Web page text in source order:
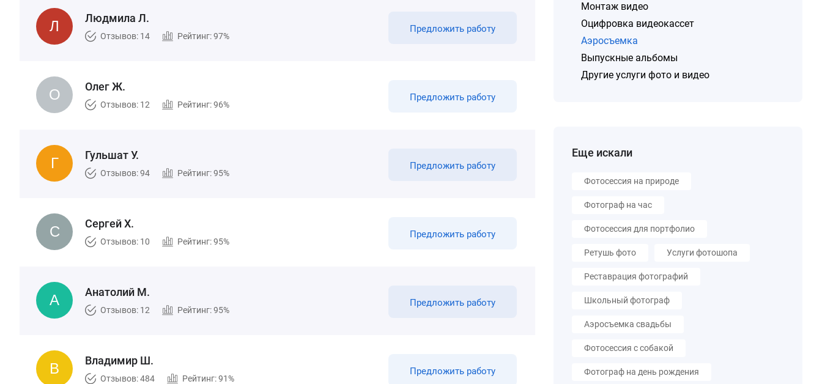
Людмила Л.
Отзывов: 14 Рейтинг: 97%
Предложить работу
Олег Ж.
Отзывов: 12 Рейтинг: 96%
Предложить работу
Гульшат У.
Отзывов: 94 Рейтинг: 95%
Предложить работу
Сергей Х.
Отзывов: 10 Рейтинг: 95%
Предложить работу
Анатолий М.
Отзывов: 12 Рейтинг: 95%
Предложить работу
Владимир Ш.
Отзывов: 484 Рейтинг: 91%
Предложить работу
Монтаж видео
Оцифровка видеокассет
Аэросъемка
Выпускные альбомы
Другие услуги фото и видео
Еще искали
Фотосессия на природе
Фотограф на час
Фотосессия для портфолио
Ретушь фото Услуги фотошопа
Реставрация фотографий
Школьный фотограф
Аэросъемка свадьбы
Фотосессия с собакой
Фотограф на день рождения